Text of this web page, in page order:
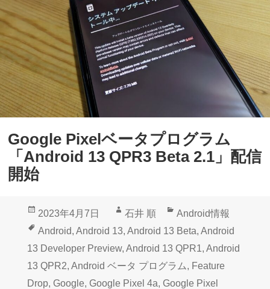
Google Pixelベータプログラム
「Android 13 QPR3 Beta 2.1」配信
開始
投
稿
日:
2023年4月7日
作
成
者
石井 順
カ
テ
ゴ
リ
ー
Android情報
タ
グ
Android, Android 13, Android 13 Beta, Android
13 Developer Preview, Android 13 QPR1, Android
13 QPR2, Android ベータ プログラム, Feature
Drop, Google, Google Pixel 4a, Google Pixel